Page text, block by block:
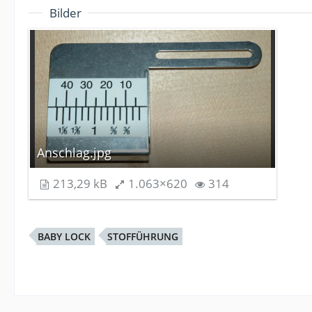
Bilder
Anschlag.jpg
213,29 kB 1.063×620 314
BABY LOCK STOFFÜHRUNG